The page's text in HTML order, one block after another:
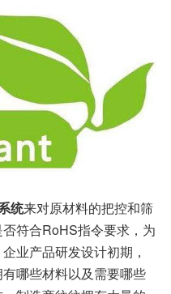
统来对原材料的把控和筛
符合RoHS指令要求，为
业产品研发设计初期，
哪些材料以及需要哪些